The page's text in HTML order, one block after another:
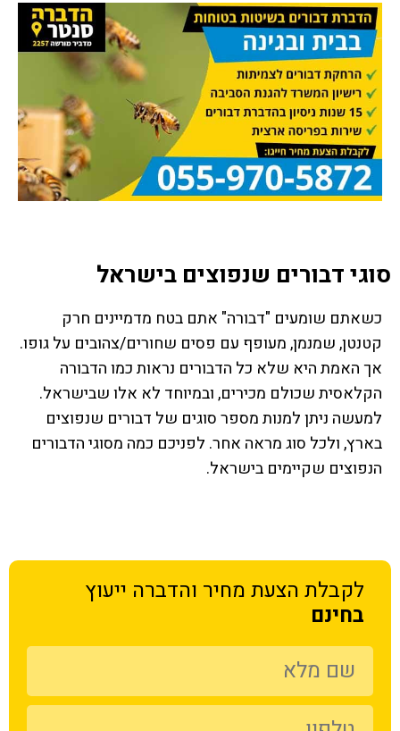
סוגי דבורים שנפוצים בישראל
כשאתם שומעים "דבורה" אתם בטח מדמיינים חרק
קטנטן, שמנמן, מעופף עם פסים שחורים/צהובים על גופו.
אך האמת היא שלא כל הדבורים נראות כמו הדבורה
הקלאסית שכולם מכירים, ובמיוחד לא אלו שבישראל.
למעשה ניתן למנות מספר סוגים של דבורים שנפוצים
בארץ, ולכל סוג מראה אחר. לפניכם כמה מסוגי הדבורים
הנפוצים שקיימים בישראל.
לקבלת הצעת מחיר והדברה ייעוץ
בחינם